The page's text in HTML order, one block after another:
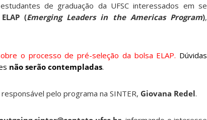
de graduação da UFSC interessados em se
(Emerging Leaders in the Americas Program),
o processo de pré-seleção da bolsa ELAP. Dúvidas
não serão contempladas.
pelo programa na SINTER, Giovana Redel.